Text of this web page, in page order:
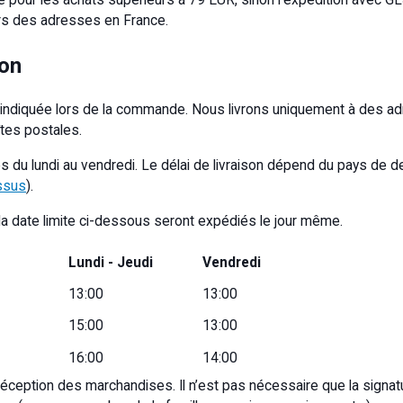
des adresses en France.
lors de la commande. Nous livrons uniquement à des
postales.
du lundi au vendredi. Le délai de livraison dépend du pays de
).
date limite ci-dessous seront expédiés le jour même.
Lundi - Jeudi
Vendredi
13:00
13:00
15:00
13:00
16:00
14:00
des marchandises. Il n’est pas nécessaire que la